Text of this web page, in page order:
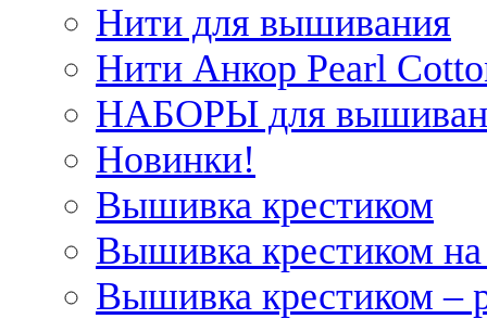
Нити для вышивания
Нити Анкор Pearl
НАБОРЫ для
Новинки!
Вышивка крестиком
Вышивка крестиком
Вышивка крестиком –